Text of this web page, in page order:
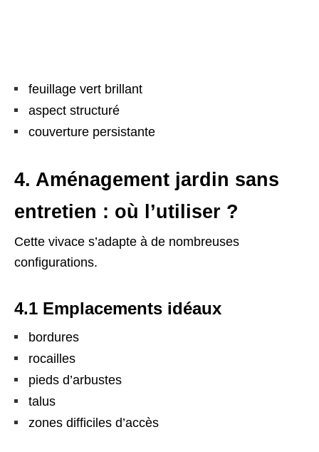
feuillage vert brillant
aspect structuré
couverture persistante
4. Aménagement jardin sans
entretien : où l’utiliser ?
Cette vivace s’adapte à de nombreuses
configurations.
4.1 Emplacements idéaux
bordures
rocailles
pieds d’arbustes
talus
zones difficiles d’accès